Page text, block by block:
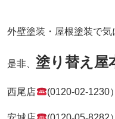
外壁塗装・屋根塗装で
是非、 塗り替え屋
西尾店 (0120-02-1230）